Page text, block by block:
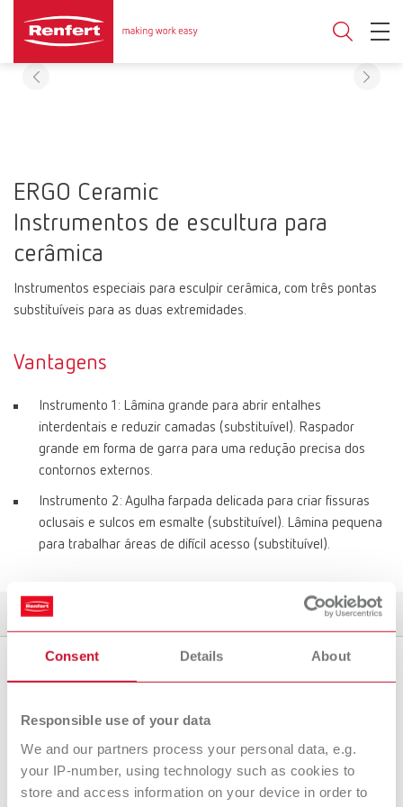
Consent Details About
Responsible use of your data
We and our partners process your personal data, e.g.
your IP-number, using technology such as cookies to
store and access information on your device in order to
ERGO Ceramic
Instrumentos de escultura para
cerâmica
Instrumentos especiais para esculpir cerâmica, com três pontas
substituíveis para as duas extremidades.
Vantagens
Instrumento 1: Lâmina grande para abrir entalhes
interdentais e reduzir camadas (substituível). Raspador
grande em forma de garra para uma redução precisa dos
contornos externos.
Instrumento 2: Agulha farpada delicada para criar fissuras
oclusais e sulcos em esmalte (substituível). Lâmina pequena
para trabalhar áreas de difícil acesso (substituível).
Variantes de produtos Pesquisa de
Acessórios